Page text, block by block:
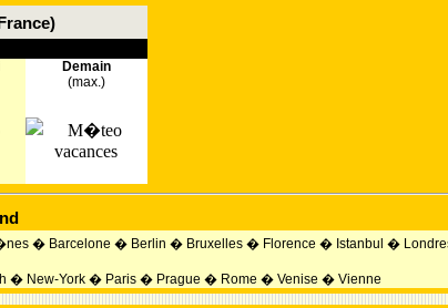
Demain
(max.)
� Barcelone � Berlin � Bruxelles� Florence � Istanbul �
� New-York� Paris� Prague � Rome � Venise � Vienne